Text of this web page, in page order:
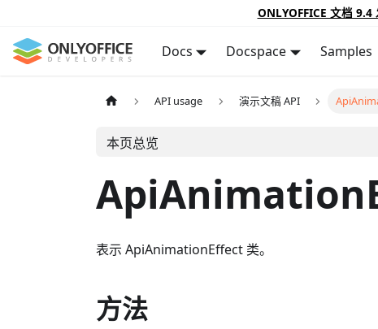
ONLYOFFICE 文档 9.4
Docs Docspace Samples
API usage 演示文稿 API
本页总览
表示 ApiAnimationEffect 类。
方法